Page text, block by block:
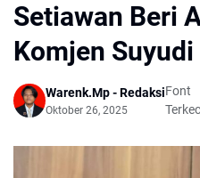
Setiawan Beri
Komjen Suyudi
Warenk.Mp - Redaksi
Oktober 26, 2025
Font